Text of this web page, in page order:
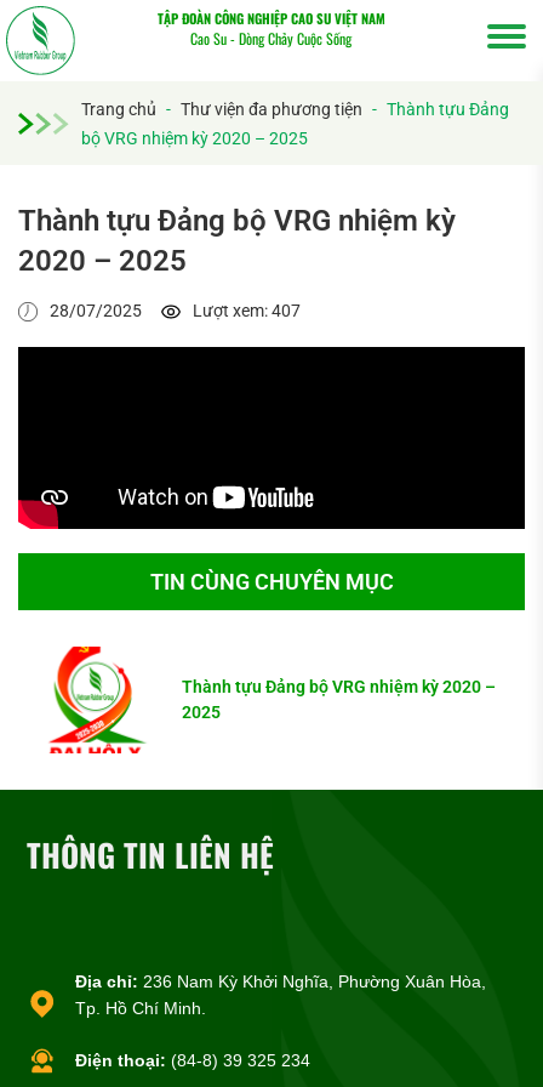
TẬP ĐOÀN CÔNG NGHIỆP CAO SU VIỆT NAM
Cao Su - Dòng Chảy Cuộc Sống
Trang chủ - Thư viện đa phương tiện - Thành tựu Đảng
bộ VRG nhiệm kỳ 2020 – 2025
Thành tựu Đảng bộ VRG nhiệm kỳ
2020 – 2025
28/07/2025 Lượt xem: 407
TIN CÙNG CHUYÊN MỤC
Thành tựu Đảng bộ VRG nhiệm kỳ 2020 –
2025
THÔNG TIN LIÊN HỆ
Địa chỉ: 236 Nam Kỳ Khởi Nghĩa, Phường Xuân Hòa,
Tp. Hồ Chí Minh.
Điện thoại: (84-8) 39 325 234
kiếm...